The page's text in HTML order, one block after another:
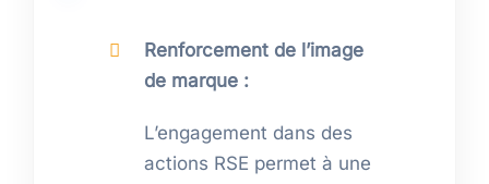
Renforcement de l’image
de marque :
L’engagement dans des
actions RSE permet à une